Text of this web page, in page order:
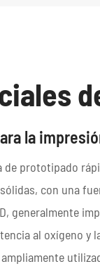
la
de prototipado
con una
generalmente
al oxígeno y